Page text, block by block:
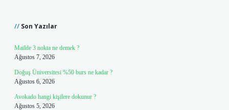
Son Yazılar
Mailde 3 nokta ne demek ?
Ağustos 7, 2026
Doğuş Üniversitesi %50 burs ne kadar ?
Ağustos 6, 2026
Avokado hangi kişilere dokunur ?
Ağustos 5, 2026